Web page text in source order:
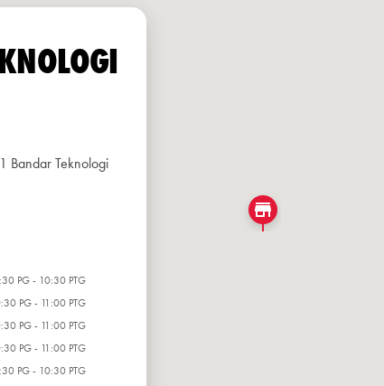
Bandar Teknologi
PG - 10:30 PTG
PG - 11:00 PTG
PG - 11:00 PTG
PG - 11:00 PTG
PG - 10:30 PTG